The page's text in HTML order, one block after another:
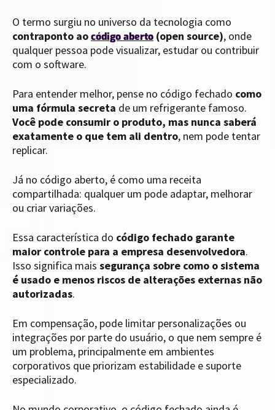
O termo surgiu no universo da tecnologia como
contraponto aocódigo aberto (open source), onde
qualquer pessoa pode visualizar, estudar ou contribuir
com o software.
Para entender melhor, pense no código fechado como
uma fórmula secreta de um refrigerante famoso.
Você pode consumir o produto, mas nunca saberá
exatamente o que tem ali dentro, nem pode tentar
replicar.
Já no código aberto, é como uma receita
compartilhada: qualquer um pode adaptar, melhorar
ou criar variações.
Essa característica do código fechado garante
maior controle para a empresa desenvolvedora.
Isso significa mais segurança sobre como o sistema
é usado e menos riscos de alterações externas não
autorizadas.
Em compensação, pode limitar personalizações ou
integrações por parte do usuário, o que nem sempre é
um problema, principalmente em ambientes
corporativos que priorizam estabilidade e suporte
especializado.